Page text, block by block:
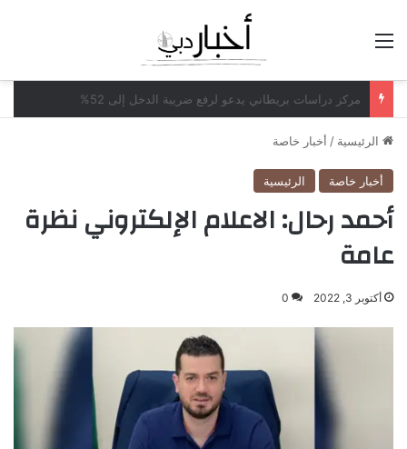
مكاتب محاماة أميركية تدرس بيع حصص لشركات الأسهم الخاصة
الرئيسية / أخبار خاصة
أخبار خاصة الرئيسية
أحمد رحال: الاعلام الإلكتروني نظرة
عامة
أكتوبر 3, 2022 0